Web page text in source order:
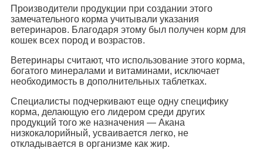
Производители продукции при создании этого
замечательного корма учитывали указания
ветеринаров. Благодаря этому был получен корм для
кошек всех пород и возрастов.
Ветеринары считают, что использование этого корма,
богатого минералами и витаминами, исключает
необходимость в дополнительных таблетках.
Специалисты подчеркивают еще одну специфику
корма, делающую его лидером среди других
продукций того же назначения — Акана
низкокалорийный, усваивается легко, не
откладывается в организме как жир.